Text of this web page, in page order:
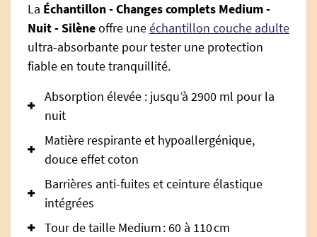
La Échantillon - Changes complets Medium -
Nuit - Silèneoffre uneéchantillon couche adulte
ultra-absorbante pour tester une protection
fiable en toute tranquillité.
Absorption élevée : jusqu’à 2900 ml pour la
nuit
Matière respirante et hypoallergénique,
douce effet coton
Barrières anti-fuites et ceinture élastique
intégrées
Tour de taille Medium : 60 à 110 cm